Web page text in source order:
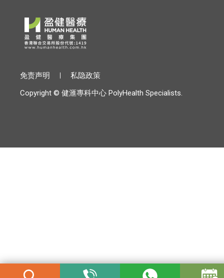
免责声明
私隐政策
Copyright © 健滙專科中心 PolyHealth Specialists.